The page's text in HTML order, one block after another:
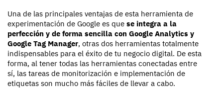
Una de las principales ventajas de esta herramienta de
experimentación de Google es que se integra a la
perfección y de forma sencilla con Google Analytics y
Google Tag Manager, otras dos herramientas totalmente
indispensables para el éxito de tu negocio digital. De esta
forma, al tener todas las herramientas conectadas entre
sí, las tareas de monitorización e implementación de
etiquetas son mucho más fáciles de llevar a cabo.